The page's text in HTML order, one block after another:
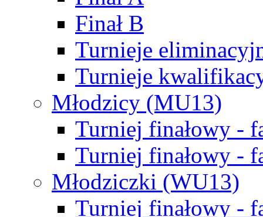
Finał B
Turnieje
Turnieje
Młodzicy (MU13)
Turniej finałowy -
Turniej finałowy -
Młodziczki (WU13)
Turniej finałowy -